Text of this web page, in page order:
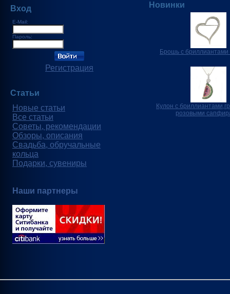
Вход
E-Mail:
Пароль:
Регистрация
Статьи
Новые статьи
Все статьи
Советы, рекомендации
Обзоры, описания
Свадьба, обручальные
кольца
Подарки, сувениры
Наши партнеры
Новинки
Брошь с
Кулон с
розовыми